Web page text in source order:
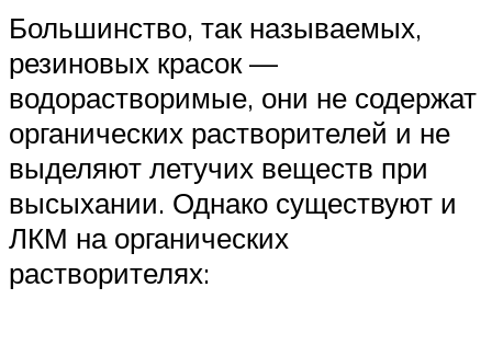
Большинство, так называемых,
резиновых красок —
водорастворимые, они не содержат
органических растворителей и не
выделяют летучих веществ при
высыхании. Однако существуют и
ЛКМ на органических
растворителях: